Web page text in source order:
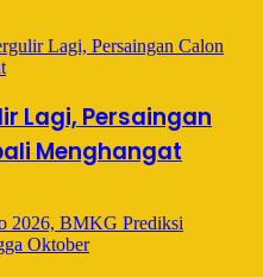
Lagi, Persaingan
Menghangat